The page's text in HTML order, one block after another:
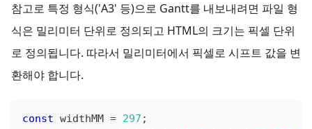
참고로 특정 형식('A3' 등)으로 Gantt를 내보내려면 파일 형
식은 밀리미터 단위로 정의되고 HTML의 크기는 픽셀 단위
로 정의됩니다. 따라서 밀리미터에서 픽셀로 시프트 값을 변
환해야 합니다.
const widthMM = 297 ;